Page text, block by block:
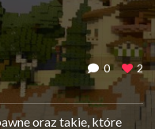
0 2
oraz takie, które